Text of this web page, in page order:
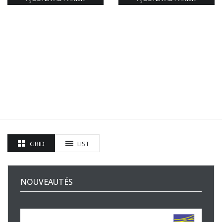
GRID LIST
NOUVEAUTÉS